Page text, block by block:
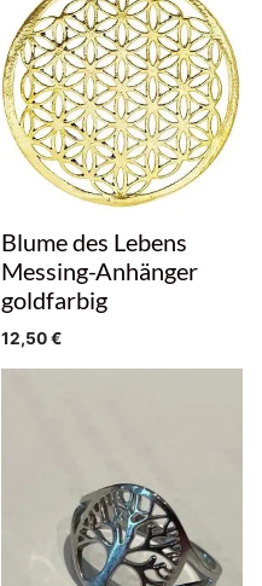
Blume des Lebens
Messing-Anhänger
goldfarbig
12,50€